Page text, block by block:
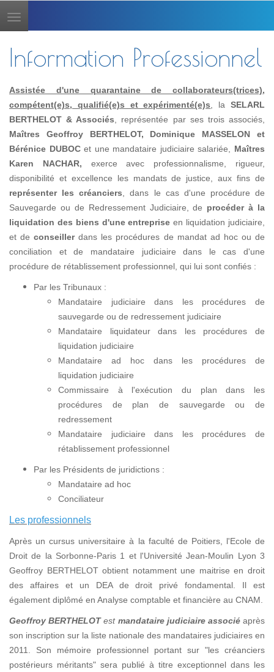
Toggle
navigation
Information Professionnel
Assistée d'une quarantaine de collaborateurs(trices),
compétent(e)s, qualifié(e)s et expérimenté(e)s , laSELARL
BERTHELOT & Associés , représentée par ses trois associés,
Maîtres Geoffroy BERTHELOT, Dominique MASSELON et
Bérénice DUBOCet une mandataire judiciaire salariée, Maîtres
Karen NACHAR, exerce avec professionnalisme, rigueur,
disponibilité et excellence les mandats de justice, aux fins de
représenter les créanciers , dans le cas d'une procédure de
Sauvegarde ou de Redressement Judiciaire, de procéder à la
liquidation des biens d'une entreprise en liquidation judiciaire,
et deconseillerdans les procédures de mandat ad hoc ou de
conciliation et de mandataire judiciaire dans le cas d'une
procédure de rétablissement professionnel, qui lui sont confiés :
Par les Tribunaux :
Mandataire judiciaire dans les procédures de
sauvegarde ou de redressement judiciaire
Mandataire liquidateur dans les procédures de
liquidation judiciaire
Mandataire ad hoc dans les procédures de
liquidation judiciaire
Commissaire à l'exécution du plan dans les
procédures de plan de sauvegarde ou de
redressement
Mandataire judiciaire dans les procédures de
rétablissement professionnel
Par les Présidents de juridictions :
Mandataire ad hoc
Conciliateur
Les professionnels
Après un cursus universitaire à la faculté de Poitiers, l'Ecole de
Droit de la Sorbonne-Paris 1 et l'Université Jean-Moulin Lyon 3
Geoffroy BERTHELOT obtient notamment une maitrise en droit
des affaires et un DEA de droit privé fondamental. Il est
également diplômé en Analyse comptable et financière au CNAM.
Geoffroy BERTHELOTest mandataire judiciaire associéaprès
son inscription sur la liste nationale des mandataires judiciaires en
2011. Son mémoire professionnel portant sur "les créanciers
postérieurs méritants" sera publié à titre exceptionnel dans les